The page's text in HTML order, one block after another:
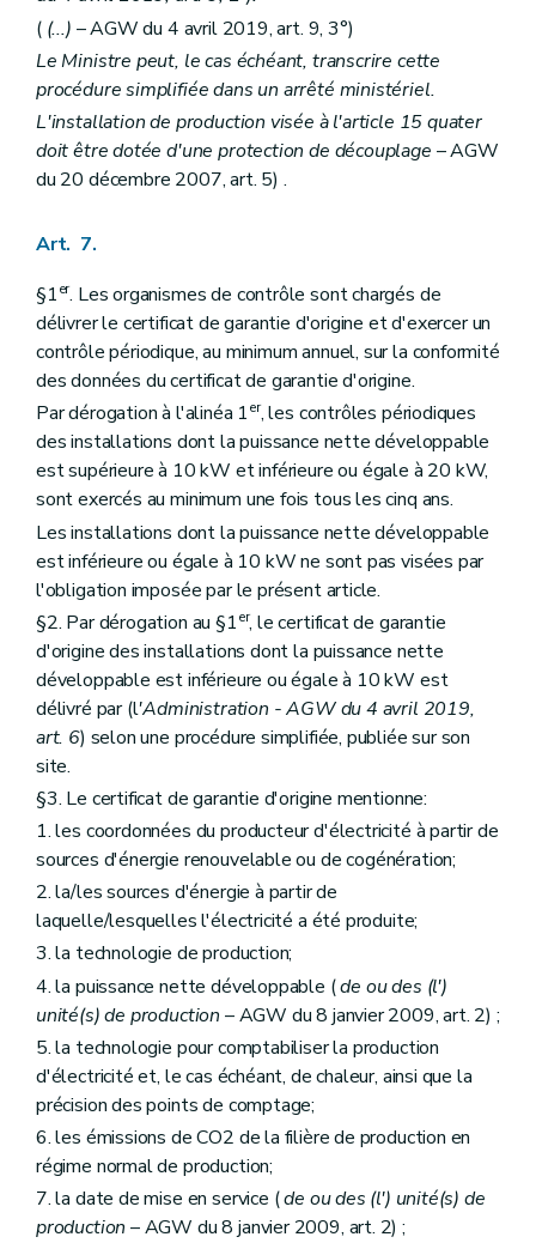
( (...) – AGW du 4 avril 2019, art. 9, 3°)
Le Ministre peut, le cas échéant, transcrire cette
procédure simplifiée dans un arrêté ministériel.
L'installation de production visée à l'article 15quater
doit être dotée d'une protection de découplage – AGW
du 20 décembre 2007, art. 5) .
Art. 7.
§1er. Les organismes de contrôle sont chargés de
délivrer le certificat de garantie d'origine et d'exercer un
contrôle périodique, au minimum annuel, sur la conformité
des données du certificat de garantie d'origine.
Par dérogation à l'alinéa 1er, les contrôles périodiques
des installations dont la puissance nette développable
est supérieure à 10 kW et inférieure ou égale à 20 kW,
sont exercés au minimum une fois tous les cinq ans.
Les installations dont la puissance nette développable
est inférieure ou égale à 10 kW ne sont pas visées par
l'obligation imposée par le présent article.
§2. Par dérogation au §1er, le certificat de garantie
d'origine des installations dont la puissance nette
développable est inférieure ou égale à 10 kW est
délivré par (l'Administration - AGW du 4 avril 2019,
art. 6) selon une procédure simplifiée, publiée sur son
site.
§3. Le certificat de garantie d'origine mentionne:
1. les coordonnées du producteur d'électricité à partir de
sources d'énergie renouvelable ou de cogénération;
2. la/les sources d'énergie à partir de
laquelle/lesquelles l'électricité a été produite;
3. la technologie de production;
4. la puissance nette développable (de ou des (l')
unité(s) de production – AGW du 8 janvier 2009, art. 2) ;
5. la technologie pour comptabiliser la production
d'électricité et, le cas échéant, de chaleur, ainsi que la
précision des points de comptage;
6. les émissions de CO2 de la filière de production en
régime normal de production;
7. la date de mise en service (de ou des (l') unité(s) de
production – AGW du 8 janvier 2009, art. 2) ;